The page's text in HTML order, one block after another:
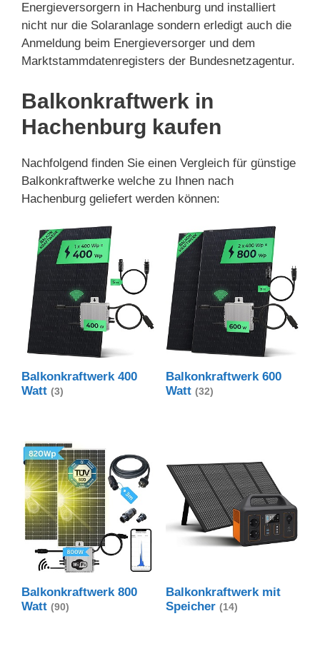
Energieversorgern in Hachenburg und installiert
nicht nur die Solaranlage sondern erledigt auch die
Anmeldung beim Energieversorger und dem
Marktstammdatenregisters der Bundesnetzagentur.
Balkonkraftwerk in
Hachenburg kaufen
Nachfolgend finden Sie einen Vergleich für günstige
Balkonkraftwerke welche zu Ihnen nach
Hachenburg geliefert werden können:
Balkonkraftwerk 400
Watt (3)
Balkonkraftwerk 600
Watt (32)
Balkonkraftwerk 800
Watt (90)
Balkonkraftwerk mit
Speicher (14)